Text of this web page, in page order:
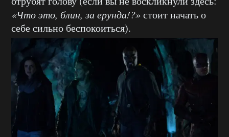
«Что это, блин, за ерунда!?»стоит начать о
себе сильно беспокоиться).